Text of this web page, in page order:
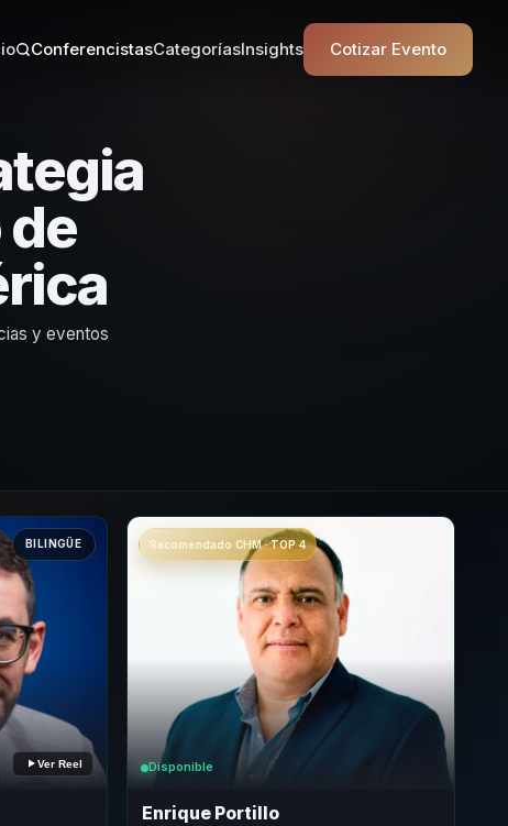
ConferencistasCategoríasInsights Cotizar Evento
y eventos
BILINGÜE
Ver Reel
Recomendado CHM · TOP 4
Disponible
Enrique Portillo